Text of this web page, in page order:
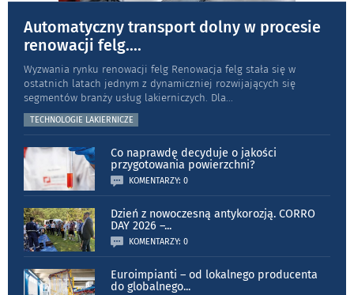
Automatyczny transport dolny w procesie
renowacji felg....
Wyzwania rynku renowacji felg Renowacja felg stała się w
ostatnich latach jednym z dynamiczniej rozwijających się
segmentów branży usług lakierniczych. Dla...
TECHNOLOGIE LAKIERNICZE
Co naprawdę decyduje o jakości
przygotowania powierzchni?
KOMENTARZY: 0
Dzień z nowoczesną antykorozją. CORRO
DAY 2026 –...
KOMENTARZY: 0
Euroimpianti – od lokalnego producenta
do globalnego...